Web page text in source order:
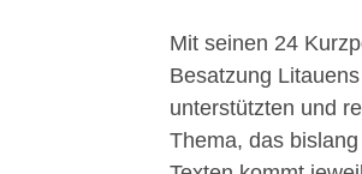
Mit seinen 24
Besatzung
unterstützten und
Thema, das